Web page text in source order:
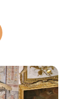
penitent, ©